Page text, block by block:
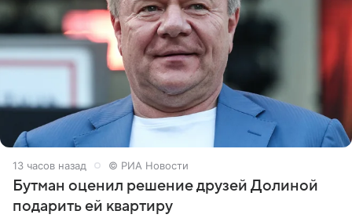
13 часов назад © РИА Новости
Бутман оценил решение друзей Долиной
подарить ей квартиру